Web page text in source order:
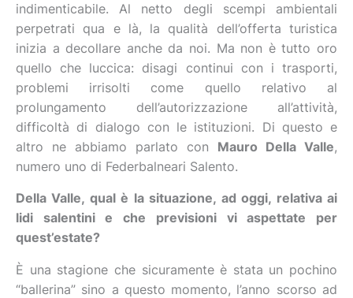
indimenticabile. Al netto degli scempi ambientali
perpetrati qua e là, la qualità dell’offerta turistica
inizia a decollare anche da noi. Ma non è tutto oro
quello che luccica: disagi continui con i trasporti,
problemi irrisolti come quello relativo al
prolungamento dell’autorizzazione all’attività,
difficoltà di dialogo con le istituzioni. Di questo e
altro ne abbiamo parlato con Mauro Della Valle,
numero uno di Federbalneari Salento.
Della Valle, qual è la situazione, ad oggi, relativa ai
lidi salentini e che previsioni vi aspettate per
quest’estate?
È una stagione che sicuramente è stata un pochino
“ballerina” sino a questo momento, l’anno scorso ad